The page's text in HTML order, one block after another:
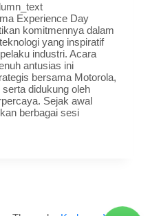
Experience Day
komitmennya dalam
yang inspiratif
industri. Acara
antusias ini
bersama Motorola,
didukung oleh
Sejak awal
berbagai sesi